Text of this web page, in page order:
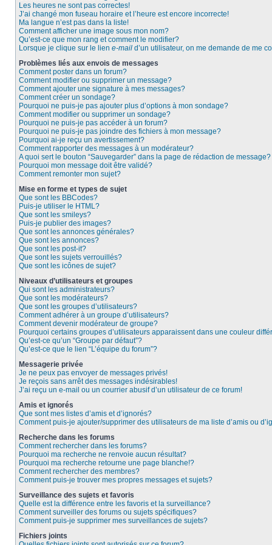
Les heures ne sont pas correctes!
J’ai changé mon fuseau horaire et l’heure est encore incorrecte!
Ma langue n’est pas dans la liste!
Comment afficher une image sous mon nom?
Qu’est-ce que mon rang et comment le modifier?
Lorsque je clique sur le lien e-mail d’un utilisateur, on me demande de me
Problèmes liés aux envois de messages
Comment poster dans un forum?
Comment modifier ou supprimer un message?
Comment ajouter une signature à mes messages?
Comment créer un sondage?
Pourquoi ne puis-je pas ajouter plus d’options à mon sondage?
Comment modifier ou supprimer un sondage?
Pourquoi ne puis-je pas accéder à un forum?
Pourquoi ne puis-je pas joindre des fichiers à mon message?
Pourquoi ai-je reçu un avertissement?
Comment rapporter des messages à un modérateur?
A quoi sert le bouton “Sauvegarder” dans la page de rédaction de message?
Pourquoi mon message doit être validé?
Comment remonter mon sujet?
Mise en forme et types de sujet
Que sont les BBCodes?
Puis-je utiliser le HTML?
Que sont les smileys?
Puis-je publier des images?
Que sont les annonces générales?
Que sont les annonces?
Que sont les post-it?
Que sont les sujets verrouillés?
Que sont les icônes de sujet?
Niveaux d’utilisateurs et groupes
Qui sont les administrateurs?
Que sont les modérateurs?
Que sont les groupes d’utilisateurs?
Comment adhérer à un groupe d’utilisateurs?
Comment devenir modérateur de groupe?
Pourquoi certains groupes d’utilisateurs apparaissent dans une couleur
Qu’est-ce qu’un “Groupe par défaut”?
Qu’est-ce que le lien “L’équipe du forum”?
Messagerie privée
Je ne peux pas envoyer de messages privés!
Je reçois sans arrêt des messages indésirables!
J’ai reçu un e-mail ou un courrier abusif d’un utilisateur de ce forum!
Amis et ignorés
Que sont mes listes d’amis et d’ignorés?
Comment puis-je ajouter/supprimer des utilisateurs de ma liste d’amis ou
Recherche dans les forums
Comment rechercher dans les forums?
Pourquoi ma recherche ne renvoie aucun résultat?
Pourquoi ma recherche retourne une page blanche!?
Comment rechercher des membres?
Comment puis-je trouver mes propres messages et sujets?
Surveillance des sujets et favoris
Quelle est la différence entre les favoris et la surveillance?
Comment surveiller des forums ou sujets spécifiques?
Comment puis-je supprimer mes surveillances de sujets?
Fichiers joints